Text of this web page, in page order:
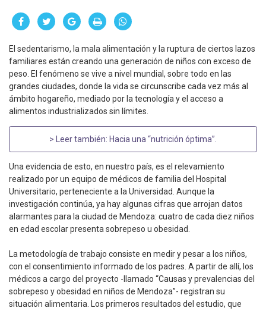
El sedentarismo, la mala alimentación y la ruptura de ciertos lazos
familiares están creando una generación de niños con exceso de
peso. El fenómeno se vive a nivel mundial, sobre todo en las
grandes ciudades, donde la vida se circunscribe cada vez más al
ámbito hogareño, mediado por la tecnología y el acceso a
alimentos industrializados sin límites.
> Leer también: Hacia una “nutrición óptima”
Una evidencia de esto, en nuestro país, es el relevamiento
realizado por un equipo de médicos de familia del Hospital
Universitario, perteneciente a la Universidad. Aunque la
investigación continúa, ya hay algunas cifras que arrojan datos
alarmantes para la ciudad de Mendoza: cuatro de cada diez niños
en edad escolar presenta sobrepeso u obesidad.
La metodología de trabajo consiste en medir y pesar a los niños,
con el consentimiento informado de los padres. A partir de allí, los
médicos a cargo del proyecto -llamado “Causas y prevalencias del
sobrepeso y obesidad en niños de Mendoza”- registran su
situación alimentaria. Los primeros resultados del estudio, que